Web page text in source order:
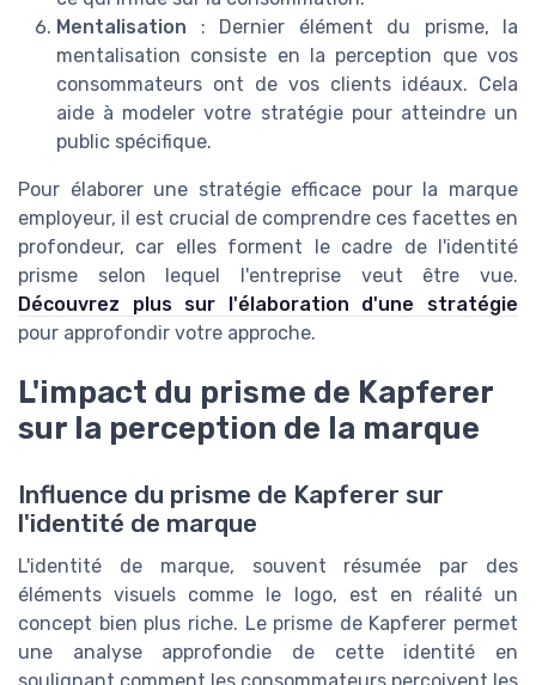
Mentalisation : Dernier élément du prisme, la
mentalisation consiste en la perception que vos
consommateurs ont de vos clients idéaux. Cela
aide à modeler votre stratégie pour atteindre un
public spécifique.
Pour élaborer une stratégie efficace pour la marque
employeur, il est crucial de comprendre ces facettes en
profondeur, car elles forment le cadre de l'identité
prisme selon lequel l'entreprise veut être vue.
Découvrez plus sur l'élaboration d'une stratégie
pour approfondir votre approche.
L'impact du prisme de Kapferer
sur la perception de la marque
Influence du prisme de Kapferer sur
l'identité de marque
L'identité de marque, souvent résumée par des
éléments visuels comme le logo, est en réalité un
concept bien plus riche. Le prisme de Kapferer permet
une analyse approfondie de cette identité en